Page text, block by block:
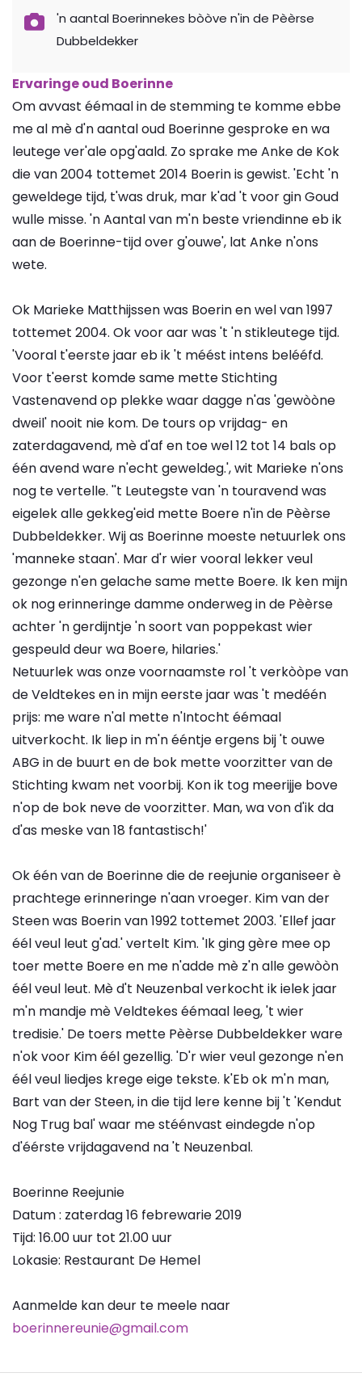
'n aantal Boerinnekes bòòve n'in de Pèèrse
Dubbeldekker
Ervaringe oud Boerinne
Om avvast éémaal in de stemming te komme ebbe
me al mè d'n aantal oud Boerinne gesproke en wa
leutege ver'ale opg'aald. Zo sprake me Anke de Kok
die van 2004 tottemet 2014 Boerin is gewist. 'Echt 'n
geweldege tijd, t'was druk, mar k'ad 't voor gin Goud
wulle misse. 'n Aantal van m'n beste vriendinne eb ik
aan de Boerinne-tijd over g'ouwe', lat Anke n'ons
wete.
Ok Marieke Matthijssen was Boerin en wel van 1997
tottemet 2004. Ok voor aar was 't 'n stikleutege tijd.
'Vooral t'eerste jaar eb ik 't méést intens belééfd.
Voor t'eerst komde same mette Stichting
Vastenavend op plekke waar dagge n'as 'gewòòne
dweil' nooit nie kom. De tours op vrijdag- en
zaterdagavend, mè d'af en toe wel 12 tot 14 bals op
één avend ware n'echt geweldeg.', wit Marieke n'ons
nog te vertelle. ''t Leutegste van 'n touravend was
eigelek alle gekkeg'eid mette Boere n'in de Pèèrse
Dubbeldekker. Wij as Boerinne moeste netuurlek ons
'manneke staan'. Mar d'r wier vooral lekker veul
gezonge n'en gelache same mette Boere. Ik ken mijn
ok nog erinneringe damme onderweg in de Pèèrse
achter 'n gerdijntje 'n soort van poppekast wier
gespeuld deur wa Boere, hilaries.'
Netuurlek was onze voornaamste rol 't verkòòpe van
de Veldtekes en in mijn eerste jaar was 't medéén
prijs: me ware n'al mette n'Intocht éémaal
uitverkocht. Ik liep in m'n ééntje ergens bij 't ouwe
ABG in de buurt en de bok mette voorzitter van de
Stichting kwam net voorbij. Kon ik tog meerijje bove
n'op de bok neve de voorzitter. Man, wa von d'ik da
d'as meske van 18 fantastisch!'
Ok één van de Boerinne die de reejunie organiseer è
prachtege erinneringe n'aan vroeger. Kim van der
Steen was Boerin van 1992 tottemet 2003. 'Ellef jaar
éél veul leut g'ad.' vertelt Kim. 'Ik ging gère mee op
toer mette Boere en me n'adde mè z'n alle gewòòn
éél veul leut. Mè d't Neuzenbal verkocht ik ielek jaar
m'n mandje mè Veldtekes éémaal leeg, 't wier
tredisie.' De toers mette Pèèrse Dubbeldekker ware
n'ok voor Kim éél gezellig. 'D'r wier veul gezonge n'en
éél veul liedjes krege eige tekste. k'Eb ok m'n man,
Bart van der Steen, in die tijd lere kenne bij 't 'Kendut
Nog Trug bal' waar me stéénvast eindegde n'op
d'éérste vrijdagavend na 't Neuzenbal.
Boerinne Reejunie
Datum : zaterdag 16 febrewarie 2019
Tijd: 16.00 uur tot 21.00 uur
Lokasie: Restaurant De Hemel
Aanmelde kan deur te meele naar
boerinnereunie@gmail.com